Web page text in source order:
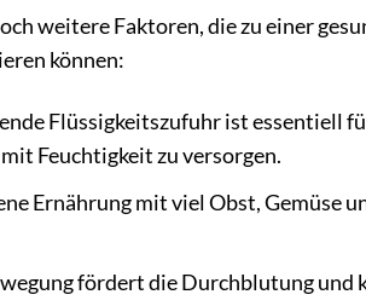
weitere Faktoren, die zu einer
können:
Flüssigkeitszufuhr ist essentiell
Feuchtigkeit zu versorgen.
Ernährung mit viel Obst,
fördert die Durchblutung und